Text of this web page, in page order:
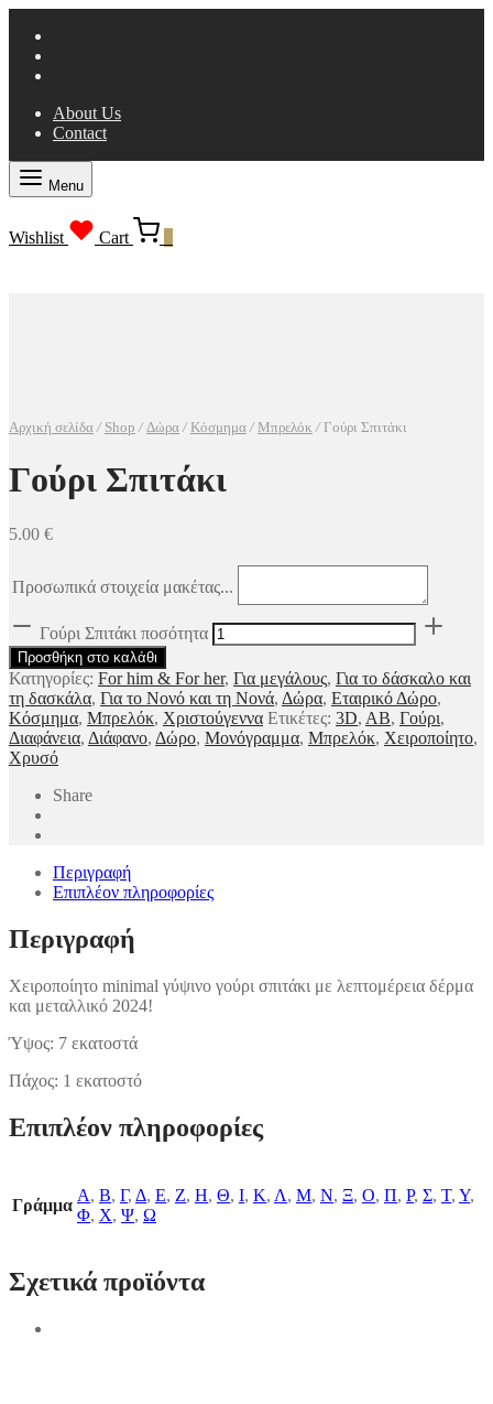
About Us
Contact
Menu
Wishlist Cart
Αρχική σελίδα / Shop / Δώρα / Κόσμημα / Μπρελόκ /Γούρι Σπιτάκι
Γούρι Σπιτάκι
5.00 €
Προσωπικά στοιχεία μακέτας...
Γούρι Σπιτάκι ποσότητα
Προσθήκη στο καλάθι
Κατηγορίες: For him & For her, Για μεγάλους, Για το δάσκαλο και
τη δασκάλα, Για το Νονό και τη Νονά, Δώρα, Εταιρικό Δώρο,
Κόσμημα, Μπρελόκ, Χριστούγεννα Ετικέτες: 3D, AB, Γούρι,
Διαφάνεια, Διάφανο, Δώρο, Μονόγραμμα, Μπρελόκ, Χειροποίητο,
Χρυσό
Share
Περιγραφή
Επιπλέον πληροφορίες
Περιγραφή
Χειροποίητο minimal γύψινο γούρι σπιτάκι με λεπτομέρεια δέρμα
και μεταλλικό 2024!
Ύψος: 7 εκατοστά
Πάχος: 1 εκατοστό
Επιπλέον πληροφορίες
Γράμμα
Α, Β, Γ, Δ, Ε, Ζ, Η, Θ, Ι, Κ, Λ, Μ, Ν, Ξ, Ο, Π, Ρ, Σ, Τ, Υ,
Φ, Χ, Ψ, Ω
Σχετικά προϊόντα